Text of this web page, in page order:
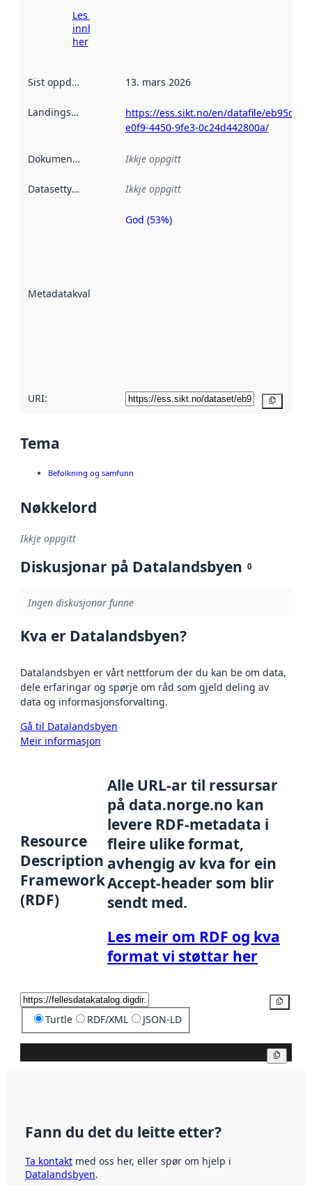
Les meir om
innhenting
her
Sist oppdatert 13. mars 2026
Landingsside
https://ess.sikt.no/en/datafile/
e0f9-4450-9fe3-0c24d442800a/
Dokumentasjon Ikkje oppgitt
Datasettype Ikkje oppgitt
Metadatakvalitet
Metadatakvalitet
God (53%)
URI:
Tema
Befolkning og samfunn
Nøkkelord
Ikkje oppgitt
Diskusjonar på Datalandsbyen 0
Ingen diskusjonar funne
Kva er Datalandsbyen?
Datalandsbyen er vårt nettforum der du kan be om data,
dele erfaringar og spørje om råd som gjeld deling av
data og informasjonsforvalting.
Gå til Datalandsbyen
Meir informasjon
Resource
Description
Framework
(RDF)
Alle URL-ar til ressursar
på data.norge.no kan
levere RDF-metadata i
fleire ulike format,
avhengig av kva for ein
Accept-header som blir
sendt med.
Les meir om RDF og kva
format vi støttar her
Turtle RDF/XML JSON-LD
Fann du det du leitte etter?
Ta kontakt med oss her, eller spør om hjelp i
Datalandsbyen.